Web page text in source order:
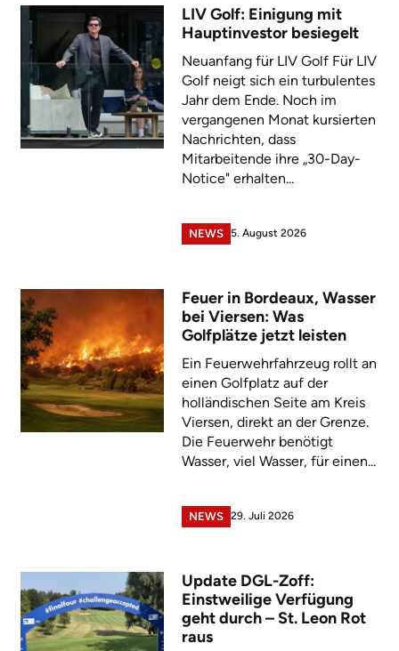
LIV Golf: Einigung mit
Hauptinvestor besiegelt
Neuanfang für LIV Golf Für LIV
Golf neigt sich ein turbulentes
Jahr dem Ende. Noch im
vergangenen Monat kursierten
Nachrichten, dass
Mitarbeitende ihre „30-Day-
Notice" erhalten...
NEWS 5. August 2026
Feuer in Bordeaux, Wasser
bei Viersen: Was
Golfplätze jetzt leisten
Ein Feuerwehrfahrzeug rollt an
einen Golfplatz auf der
holländischen Seite am Kreis
Viersen, direkt an der Grenze.
Die Feuerwehr benötigt
Wasser, viel Wasser, für einen...
NEWS 29. Juli 2026
Update DGL-Zoff:
Einstweilige Verfügung
geht durch – St. Leon Rot
raus